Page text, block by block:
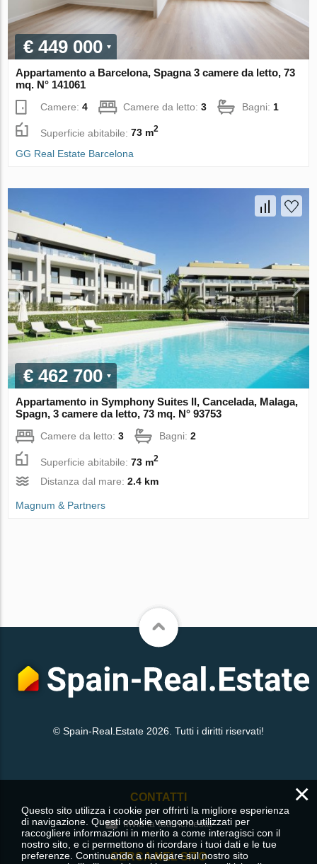
€ 449 000
Appartamento a Barcelona, Spagna 3 camere da letto, 73
mq. N° 141061
Camere:4 Camere da letto:3 Bagni: 1
Superficie abitabile:73 m2
GG Real Estate Barcelona
€ 462 700
Appartamento in Symphony Suites II, Cancelada, Malaga,
Spagn, 3 camere da letto, 73 mq. N° 93753
Camere da letto:3 Bagni:2
Superficie abitabile:73 m2
Distanza dal mare:2.4 km
Magnum & Partners
© Spain-Real.Estate 2026. Tutti i diritti riservati!
CONTATTI
Invia la tua richiesta
CERCA NEL SITO
×
Questo sito utilizza i cookie per offrirti la migliore esperienza
di navigazione. Questi cookie vengono utilizzati per
raccogliere informazioni in merito a come interagisci con il
nostro sito, e ci permettono di ricordare i tuoi dati e le tue
preferenze. Continuando a navigare sul nostro sito